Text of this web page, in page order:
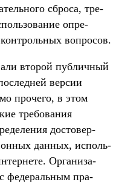
сбро­са, тре­
опре­
воп­росов.
вто­рой пуб­личный
вер­сии
про­чего, в этом
тре­бова­ния
дос­товер­
дан­ных, исполь­
Орга­низа­
федераль­ным пра­